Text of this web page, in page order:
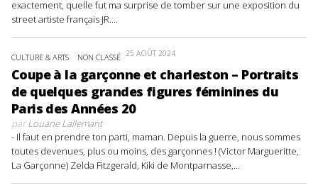
exactement, quelle fut ma surprise de tomber sur une exposition du
street artiste français JR....
CULTURE & ARTS NON CLASSÉ 25 AOÛT 2024
Coupe à la garçonne et charleston – Portraits
de quelques grandes figures féminines du
Paris des Années 20
parLouane Lallemant
- Il faut en prendre ton parti, maman. Depuis la guerre, nous sommes
toutes devenues, plus ou moins, des garçonnes ! (Victor Margueritte,
La Garçonne) Zelda Fitzgerald, Kiki de Montparnasse,...